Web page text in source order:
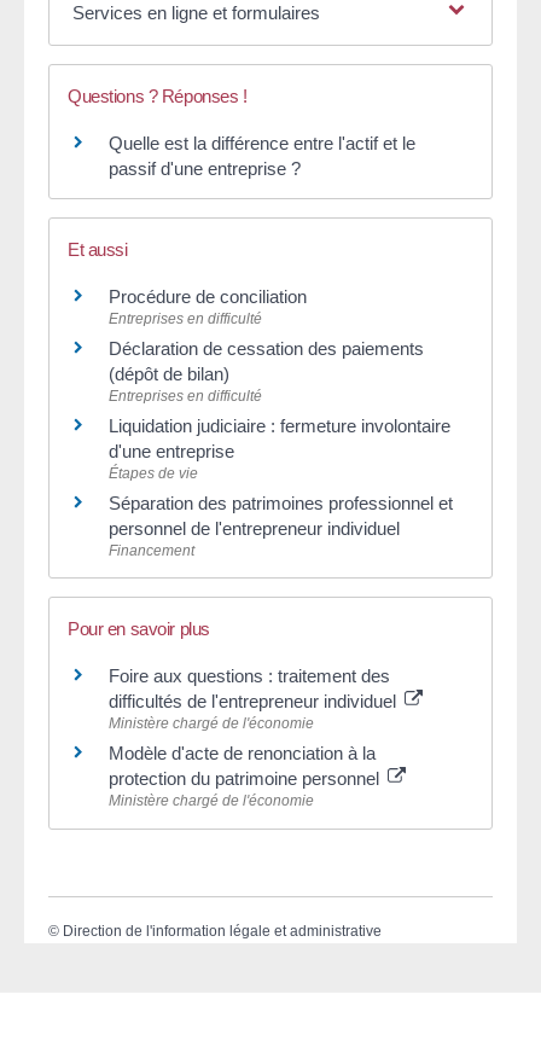
Services en ligne et formulaires
Questions ? Réponses !
Quelle est la différence entre l'actif et le
passif d'une entreprise ?
Et aussi
Procédure de conciliation
Entreprises en difficulté
Déclaration de cessation des paiements
(dépôt de bilan)
Entreprises en difficulté
Liquidation judiciaire : fermeture involontaire
d'une entreprise
Étapes de vie
Séparation des patrimoines professionnel et
personnel de l'entrepreneur individuel
Financement
Pour en savoir plus
Foire aux questions : traitement des
difficultés de l'entrepreneur individuel
Ministère chargé de l'économie
Modèle d'acte de renonciation à la
protection du patrimoine personnel
Ministère chargé de l'économie
© Direction de l'information légale et administrative